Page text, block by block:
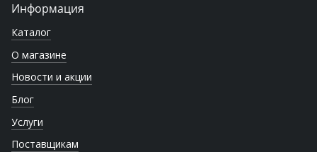
Информация
Каталог
О магазине
Новости и акции
Блог
Услуги
Поставщикам